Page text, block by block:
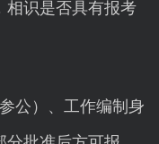
相识是否具有报考
公）、工作编制身